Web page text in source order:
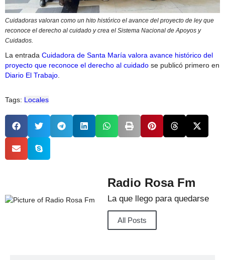
Cuidadoras valoran como un hito histórico el avance del proyecto de ley que
reconoce el derecho al cuidado y crea el Sistema Nacional de Apoyos y
Cuidados.
La entrada Cuidadora de Santa María valora avance histórico del
proyecto que reconoce el derecho al cuidado se publicó primero en
Diario El Trabajo
Tags: Locales
Radio Rosa Fm
La que llego para quedarse
All Posts